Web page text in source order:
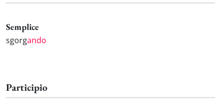
Semplice
sgorgando
Participio